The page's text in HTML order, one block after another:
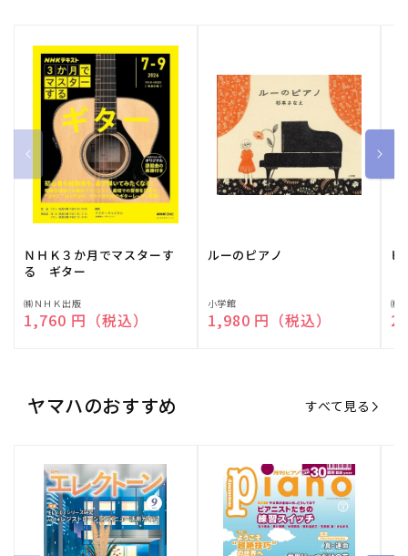
ＮＨＫ３か月でマスターす
る ギター
販
売
㈱ＮＨＫ出版
通常価格
1,760 円（税込）
ルーのピアノ
販
売
小学館
通常価格
1,980 円（税込）
ピ
販
売
㈱
ヤマハのおすすめ すべて見る